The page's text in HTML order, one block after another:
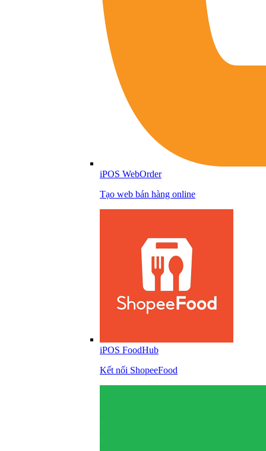
iPOS WebOrder
Tạo web bán hàng online
iPOS FoodHub
Kết nối ShopeeFood